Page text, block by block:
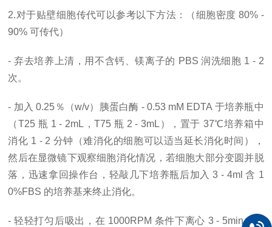
2.对于贴壁细胞传代可以参考以下方法：（细胞密度 80% -
90% 可传代）
- 弃去培养上清，用不含钙、镁离子的 PBS 润洗细胞 1 - 2
次。
- 加入 0.25％（w/v）胰蛋白酶 - 0.53 mM EDTA 于培养瓶中
（T25 瓶 1 - 2mL，T75 瓶 2 - 3mL），置于 37℃培养箱中
消化 1 - 2 分钟（难消化的细胞可以适当延长消化时间），
然后在显微镜下观察细胞消化情况，若细胞大部分变圆并脱
落，迅速拿回操作台，轻敲几下培养瓶后加入 3 - 4ml 含 1
0%FBS 的培养基来终止消化。
- 轻轻打匀后吸出，在 1000RPM 条件下离心 3 - 5min，弃